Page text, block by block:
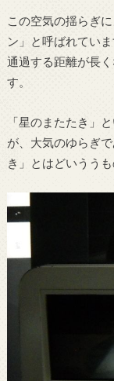
この空気の揺らぎ
ン」と呼ばれてい
通過する距離が長
す。
「星のまたたき」
が、大気のゆらぎ
き」とはどいうう